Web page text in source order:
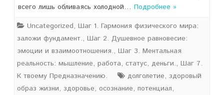
всего лишь обливаясь холодной… Подробнее »
Uncategorized, Шаг 1. Гармония физического мира:
заложи фундамент., Шаг 2. Душевное равновесие:
эмоции и взаимоотношения., Шаг 3. Ментальная
реальность: мышление, работа, статус, деньги., Шаг 7.
К твоему Предназначению.
долголетие, здоровый
образ жизни, здоровье, осознание, потенциал,